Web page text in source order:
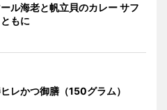
ル海老と帆立貝のカレー サフ
もに
レかつ御膳（150グラム）